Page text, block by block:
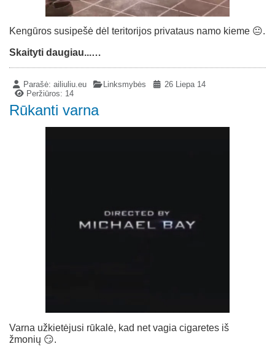
Kengūros susipešė dėl teritorijos privataus namo kieme 😐.
Skaityti daugiau...…
Parašė:ailiuliu.eu Linksmybės
26 Liepa 14
Peržiūros: 14
Rūkanti varna
Varna užkietėjusi rūkalė, kad net vagia cigaretes iš
žmonių 😏.